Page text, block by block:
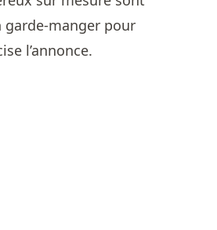
manger pour
l’annonce.